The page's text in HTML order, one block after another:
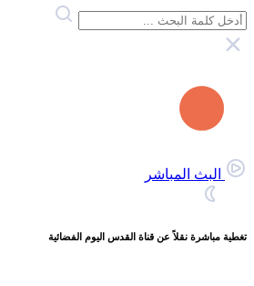
البث المباشر
تغطية مباشرة نقلاً عن قناة القدس اليوم الفضائية